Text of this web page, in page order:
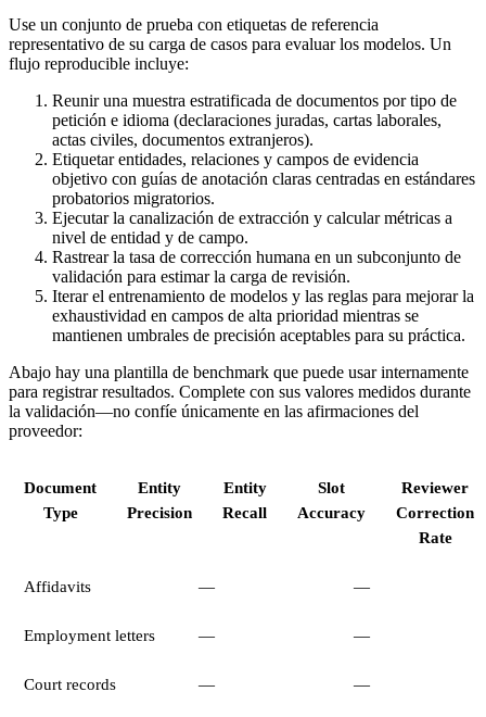
Use un conjunto de prueba con etiquetas de referencia
representativo de su carga de casos para evaluar los modelos. Un
flujo reproducible incluye:
Reunir una muestra estratificada de documentos por tipo de
petición e idioma (declaraciones juradas, cartas laborales,
actas civiles, documentos extranjeros).
Etiquetar entidades, relaciones y campos de evidencia
objetivo con guías de anotación claras centradas en estándares
probatorios migratorios.
Ejecutar la canalización de extracción y calcular métricas a
nivel de entidad y de campo.
Rastrear la tasa de corrección humana en un subconjunto de
validación para estimar la carga de revisión.
Iterar el entrenamiento de modelos y las reglas para mejorar la
exhaustividad en campos de alta prioridad mientras se
mantienen umbrales de precisión aceptables para su práctica.
Abajo hay una plantilla de benchmark que puede usar internamente
para registrar resultados. Complete con sus valores medidos durante
la validación—no confíe únicamente en las afirmaciones del
proveedor:
Document
Type
Entity
Precision
Entity
Recall
Slot
Accuracy
Reviewer
Correction
Rate
Affidavits — —
Employment letters — —
Court records — —